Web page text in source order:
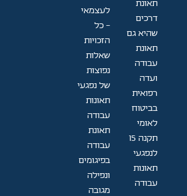
תאונת
דרכים
שהיא גם
תאונת
עבודה
ועדה
רפואית
בביטוח
לאומי
תקנה 15
לנפגעי
תאונות
עבודה
לעצמאי
- כל
הזכויות
שאלות
נפוצות
של נפגעי
תאונות
עבודה
תאונת
עבודה
בפיגומים
ונפילה
מגובה